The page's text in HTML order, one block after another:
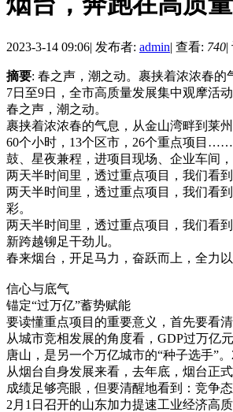
2023-3-14 09:06| 发布者: admin| 查看: 740|
摘要: 春之声，潮之动。裹挟着浓浓春
7日至9日，全市高质量发展集中观摩活
春之声，潮之动。
裹挟着浓浓春的气息，从金山湾畔到莱
60个小时，13个区市，26个重点项目
鼓、星夜兼程，进项目现场、企业车间
两天半时间里，透过重点项目，我们看
两天半时间里，透过重点项目，我们看
彩。
两天半时间里，透过重点项目，我们看
新跨越铆足干劲儿。
春来烟台，开足马力，奋跃而上，全力以
信心与底气
锚定“过万亿”蓄势赋能
要读懂重点项目的重要意义，首先要看
从城市竞相发展的角度看，GDP过万亿
唐山，是另一个万亿城市的“种子选手”
从烟台自身发展来看，去年底，烟台正
成绩足够亮眼，但要清醒地看到：竞争
2月1日召开的山东加力提速工业经济高